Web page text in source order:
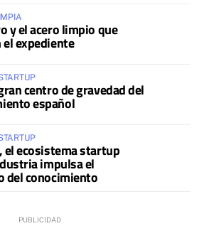
y el acero limpio que
el expediente
centro de gravedad del
español
el ecosistema startup
impulsa el
del conocimiento